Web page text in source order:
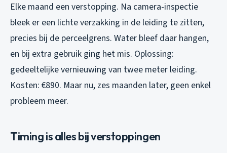
Elke maand een verstopping. Na camera-inspectie
bleek er een lichte verzakking in de leiding te zitten,
precies bij de perceelgrens. Water bleef daar hangen,
en bij extra gebruik ging het mis. Oplossing:
gedeeltelijke vernieuwing van twee meter leiding.
Kosten: €890. Maar nu, zes maanden later, geen enkel
probleem meer.
Timing is alles bij verstoppingen